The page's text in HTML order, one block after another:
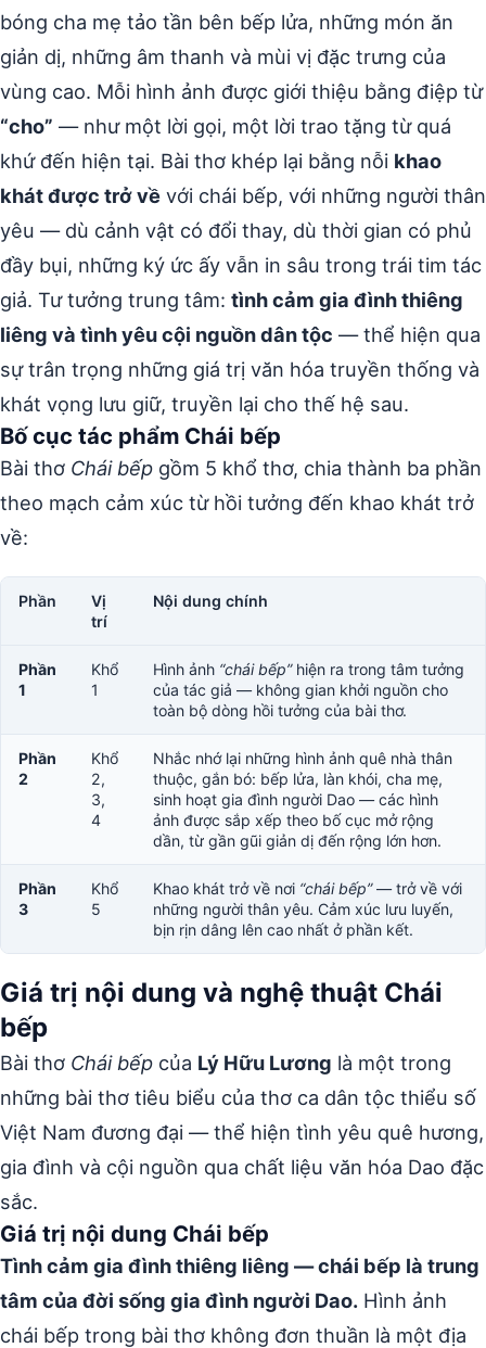
bóng cha mẹ tảo tần bên bếp lửa, những món ăn
giản dị, những âm thanh và mùi vị đặc trưng của
vùng cao. Mỗi hình ảnh được giới thiệu bằng điệp từ
“cho” — như một lời gọi, một lời trao tặng từ quá
khứ đến hiện tại. Bài thơ khép lại bằng nỗi khao
khát được trở về với chái bếp, với những người thân
yêu — dù cảnh vật có đổi thay, dù thời gian có phủ
đầy bụi, những ký ức ấy vẫn in sâu trong trái tim tác
giả. Tư tưởng trung tâm: tình cảm gia đình thiêng
liêng và tình yêu cội nguồn dân tộc — thể hiện qua
sự trân trọng những giá trị văn hóa truyền thống và
khát vọng lưu giữ, truyền lại cho thế hệ sau.
Bố cục tác phẩm Chái bếp
Bài thơ Chái bếp gồm 5 khổ thơ, chia thành ba phần
theo mạch cảm xúc từ hồi tưởng đến khao khát trở
về:
Phần
Vị
trí
Nội dung chính
Phần
1
Khổ
1
Hình ảnh “chái bếp”hiện ra trong tâm tưởng
của tác giả — không gian khởi nguồn cho
toàn bộ dòng hồi tưởng của bài thơ.
Phần
2
Khổ
2,
3,
4
Nhắc nhớ lại những hình ảnh quê nhà thân
thuộc, gắn bó: bếp lửa, làn khói, cha mẹ,
sinh hoạt gia đình người Dao — các hình
ảnh được sắp xếp theo bố cục mở rộng
dần, từ gần gũi giản dị đến rộng lớn hơn.
Phần
3
Khổ
5
Khao khát trở về nơi “chái bếp”— trở về với
những người thân yêu. Cảm xúc lưu luyến,
bịn rịn dâng lên cao nhất ở phần kết.
Giá trị nội dung và nghệ thuật Chái
bếp
Bài thơ Chái bếp của Lý Hữu Lương là một trong
những bài thơ tiêu biểu của thơ ca dân tộc thiểu số
Việt Nam đương đại — thể hiện tình yêu quê hương,
gia đình và cội nguồn qua chất liệu văn hóa Dao đặc
sắc.
Giá trị nội dung Chái bếp
Tình cảm gia đình thiêng liêng — chái bếp là trung
tâm của đời sống gia đình người Dao. Hình ảnh
chái bếp trong bài thơ không đơn thuần là một địa